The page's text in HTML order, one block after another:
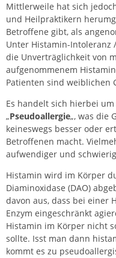
Mittlerweile hat sich
und Heilpraktikern
Betroffene gibt, als
Unter Histamin-Intoleranz
die Unverträglichkeit von
aufgenommenem
Patienten sind weiblichen
Es handelt sich hierbei
„Pseudoallergie„, was die
keineswegs besser oder
Betroffenen macht.
aufwendiger und
Histamin wird im Körper
Diaminoxidase (DAO)
davon aus, dass bei einer
Enzym eingeschränkt
Histamin im Körper nicht
sollte. Isst man dann
kommt es zu